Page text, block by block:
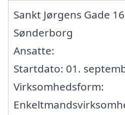
Sankt Jørgens Gade
Sønderborg
Ansatte:
Startdato: 01.
Virksomhedsform: